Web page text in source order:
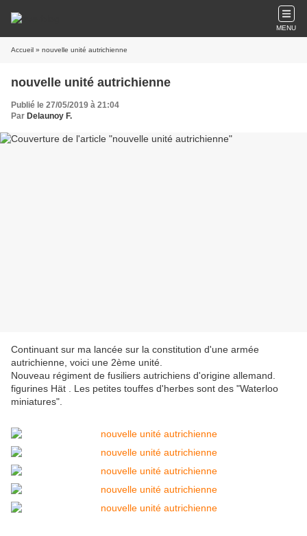
MENU
Accueil » nouvelle unité autrichienne
nouvelle unité autrichienne
Publié le 27/05/2019 à 21:04
Par Delaunoy F.
Continuant sur ma lancée sur la constitution d'une armée
autrichienne, voici une 2ème unité.
Nouveau régiment de fusiliers autrichiens d'origine allemand.
figurines Hät . Les petites touffes d'herbes sont des "Waterloo
miniatures".